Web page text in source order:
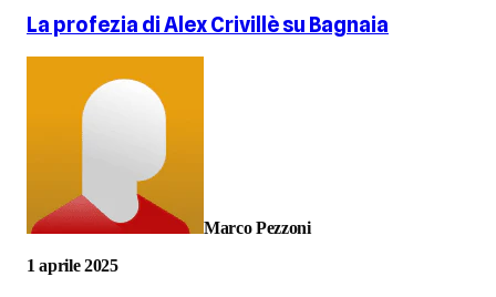
La profezia di Alex Crivillè su Bagnaia
Marco Pezzoni
1 aprile 2025